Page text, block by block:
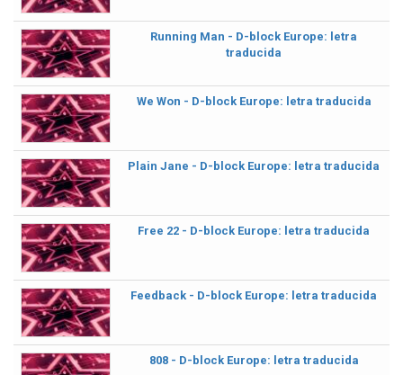
Running Man - D-block Europe: letra
traducida
We Won - D-block Europe: letra traducida
Plain Jane - D-block Europe: letra traducida
Free 22 - D-block Europe: letra traducida
Feedback - D-block Europe: letra traducida
808 - D-block Europe: letra traducida